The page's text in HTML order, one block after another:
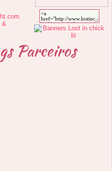
Parceiros